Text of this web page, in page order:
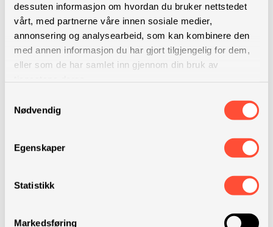
dessuten informasjon om hvordan du bruker nettstedet
vårt, med partnerne våre innen sosiale medier,
annonsering og analysearbeid, som kan kombinere den
med annen informasjon du har gjort tilgjengelig for dem,
eller som de har samlet inn gjennom din bruk av
Nødvendig
Egenskaper
Statistikk
Markedsføring
om tilbud»
Dine kunder får bedre
selvbetjening og færre
friksjonspunkter – som gir
høyere konvertering på demoer,
Semantisk nettsidesøk
Søk som forstår hva kunden mener – ikke